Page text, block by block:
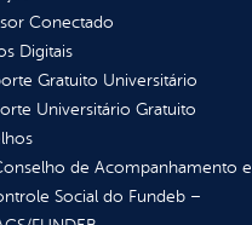
Conectado
Digitais
Gratuito Universitário
Universitário Gratuito
de Acompanhamento e
Social do Fundeb –